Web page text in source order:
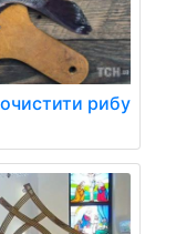
рибу